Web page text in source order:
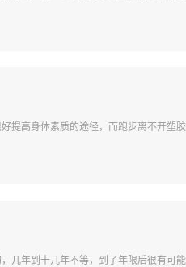
提高身体素质的途径，而跑步离不开塑
几年到十几年不等，到了年限后很有可